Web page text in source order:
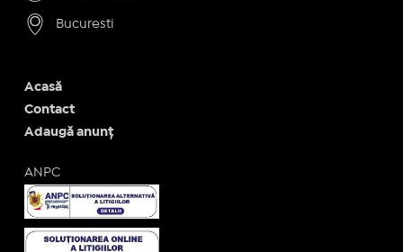
Bucuresti
Acasă
Contact
Adaugă anunț
ANPC